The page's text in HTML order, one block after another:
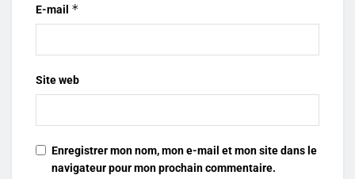
E-mail *
Site web
Enregistrer mon nom, mon e-mail et mon site dans le
navigateur pour mon prochain commentaire.